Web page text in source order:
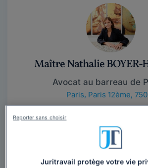
Maître Nathalie BOYER-
Avocat au barreau de
Paris, Paris 12ème,
Contacter cet avocat
Avocate au barreau de Paris, Maître
Juritravail protège votre vie
Reporter sans choisir